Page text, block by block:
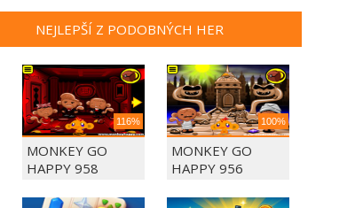
NEJLEPŠÍ Z PODOBNÝCH HER
116%
MONKEY GO
HAPPY 958
100%
MONKEY GO
HAPPY 956